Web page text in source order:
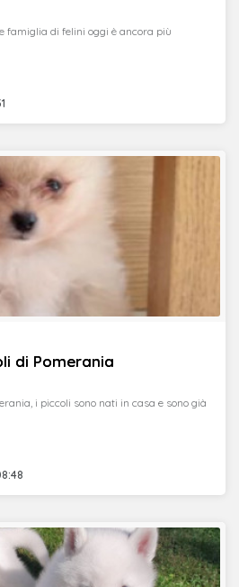
famiglia di felini oggi è ancora più
di Pomerania
i piccoli sono nati in casa e sono già